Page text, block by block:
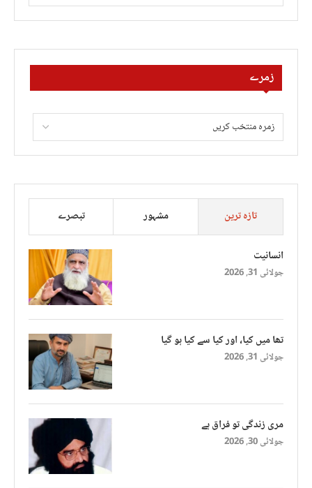
زمرے
تازہ ترین مشہور تبصرے
انسانیت
جولائی 31, 2026
تھا میں کیا، اور کیا سے کیا ہو گیا
جولائی 31, 2026
مری زندگی تو فراق ہے
جولائی 30, 2026